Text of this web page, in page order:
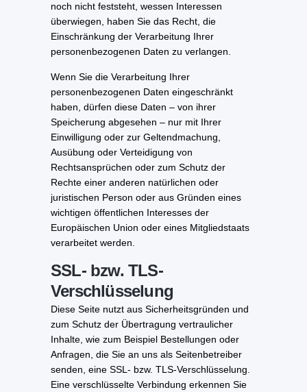
noch nicht feststeht, wessen Interessen
überwiegen, haben Sie das Recht, die
Einschränkung der Verarbeitung Ihrer
personenbezogenen Daten zu verlangen.
Wenn Sie die Verarbeitung Ihrer
personenbezogenen Daten eingeschränkt
haben, dürfen diese Daten – von ihrer
Speicherung abgesehen – nur mit Ihrer
Einwilligung oder zur Geltendmachung,
Ausübung oder Verteidigung von
Rechtsansprüchen oder zum Schutz der
Rechte einer anderen natürlichen oder
juristischen Person oder aus Gründen eines
wichtigen öffentlichen Interesses der
Europäischen Union oder eines Mitgliedstaats
verarbeitet werden.
SSL- bzw. TLS-
Verschlüsselung
Diese Seite nutzt aus Sicherheitsgründen und
zum Schutz der Übertragung vertraulicher
Inhalte, wie zum Beispiel Bestellungen oder
Anfragen, die Sie an uns als Seitenbetreiber
senden, eine SSL- bzw. TLS-Verschlüsselung.
Eine verschlüsselte Verbindung erkennen Sie